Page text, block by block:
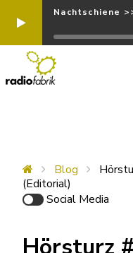
Nachtschiene
Blog
(Editorial)
Social Media